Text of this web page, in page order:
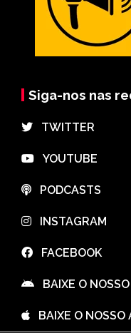
Siga-nos nas
⠀TWITTER
⠀YOUTUBE
⠀PODCASTS
⠀INSTAGRAM
⠀FACEBOOK
⠀BAIXE O
⠀BAIXE O